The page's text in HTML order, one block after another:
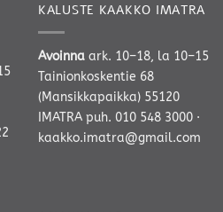
KALUSTE KAAKKO IMATRA
Avoinna ark. 10–18, la 10–15
Tainionkoskentie 68
(Mansikkapaikka) 55120
IMATRA puh. 010 548 3000 ·
kaakko.imatra@gmail.com